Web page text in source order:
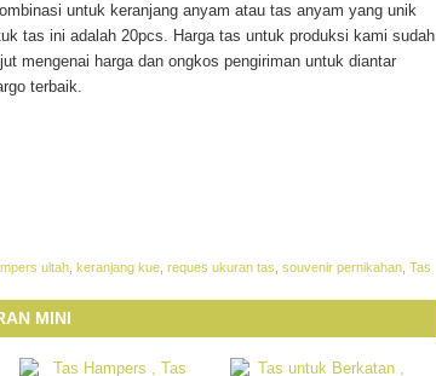
untuk keranjang anyam atau tas anyam yang unik
tas ini adalah 20pcs. Harga tas untuk produksi kami sudah
mengenai harga dan ongkos pengiriman untuk diantar
terbaik.
ultah keranjang kue reques ukuran tas souvenir pernikahan Tas
MINI